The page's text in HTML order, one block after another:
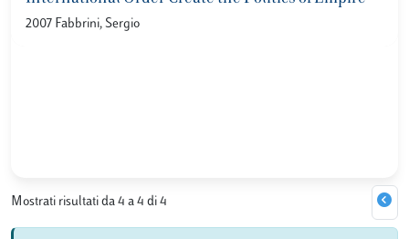
2007 Fabbrini, Sergio
Mostrati risultati da 4 a 4 di 4